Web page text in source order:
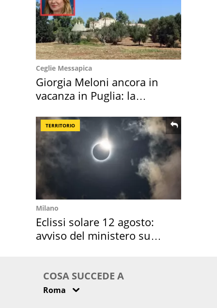
Ceglie Messapica
Giorgia Meloni ancora in
vacanza in Puglia: la
TERRITORIO
Milano
Eclissi solare 12 agosto:
avviso del ministero su